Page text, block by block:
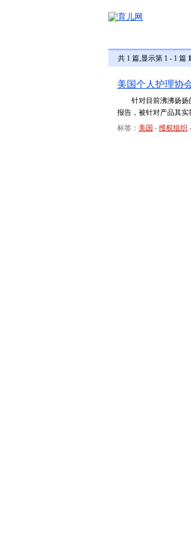
共 1 篇,显示第 1 - 1 篇 1
美国个人护理协
针对目前沸沸扬扬的
报告，被针对产品其实
标签： 美国 - 维权组织 -